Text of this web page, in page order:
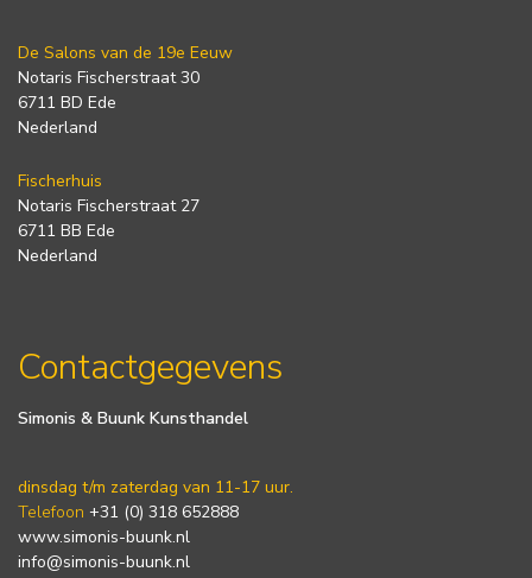
De Salons van de 19e Eeuw
Notaris Fischerstraat 30
6711 BD Ede
Nederland
Fischerhuis
Notaris Fischerstraat 27
6711 BB Ede
Nederland
Contactgegevens
Simonis & Buunk Kunsthandel
dinsdag t/m zaterdag van 11-17 uur.
Telefoon +31 (0) 318 652888
www.simonis-buunk.nl
info@simonis-buunk.nl